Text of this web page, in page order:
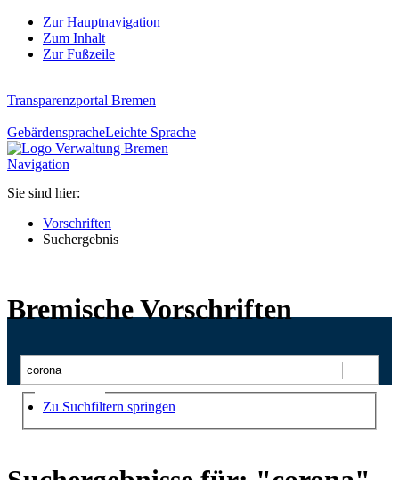
Zur Hauptnavigation
Zum Inhalt
Zur Fußzeile
Transparenzportal Bremen
GebärdenspracheLeichte Sprache
Navigation
Sie sind hier:
Vorschriften
Suchergebnis
Bremische Vorschriften
Suchen
Zu Suchfiltern springen